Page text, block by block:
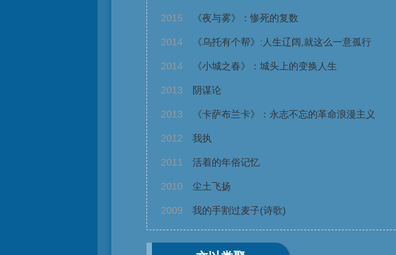
2015 《夜与雾》：惨死的复数
2014 《乌托有个帮》:人生辽阔,就这么一意孤行
2014 《小城之春》：城头上的变换人生
2013 阴谋论
2013 《卡萨布兰卡》：永志不忘的革命浪漫主义
2012 我执
2011 活着的年俗记忆
2010 尘土飞扬
2009 我的手割过麦子(诗歌)